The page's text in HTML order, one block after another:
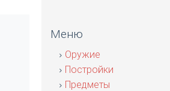
Меню
Оружие
Постройки
Предметы